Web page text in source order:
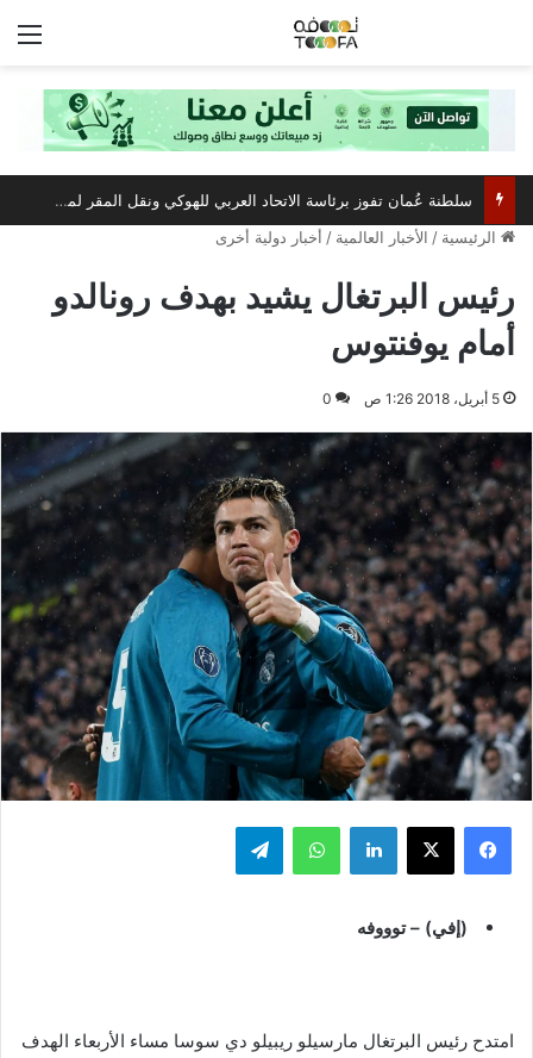
سلطنة عُمان تفوز برئاسة الاتحاد العربي للهوكي ونقل المقر لمسقط
الرئيسية / الأخبار العالمية / أخبار دولية أخرى
رئيس البرتغال يشيد بهدف رونالدو
أمام يوفنتوس
5 أبريل، 2018 1:26 ص 0
فيسبوك ‫X لينكدإن واتساب تيلقرام
(إفي) – توووفه
امتدح رئيس البرتغال مارسيلو ريبيلو دي سوسا مساء الأربعاء الهدف